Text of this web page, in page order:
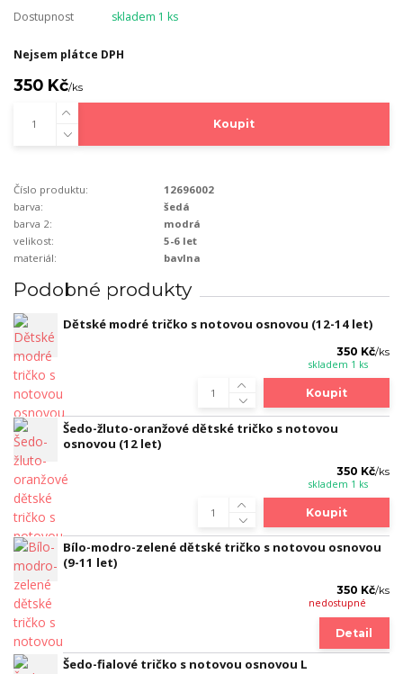
Dostupnost skladem 1 ks
Nejsem plátce DPH
350 Kč/ks
Koupit
Číslo produktu:
12696002
barva:
šedá
barva 2:
modrá
velikost:
5-6 let
materiál:
bavlna
Podobné produkty
Dětské modré tričko s notovou osnovou (12-14 let)
350 Kč/ks
skladem 1 ks
Koupit
Šedo-žluto-oranžové dětské tričko s notovou
osnovou (12 let)
350 Kč/ks
skladem 1 ks
Koupit
Bílo-modro-zelené dětské tričko s notovou osnovou
(9-11 let)
350 Kč/ks
nedostupné
Detail
Šedo-fialové tričko s notovou osnovou L